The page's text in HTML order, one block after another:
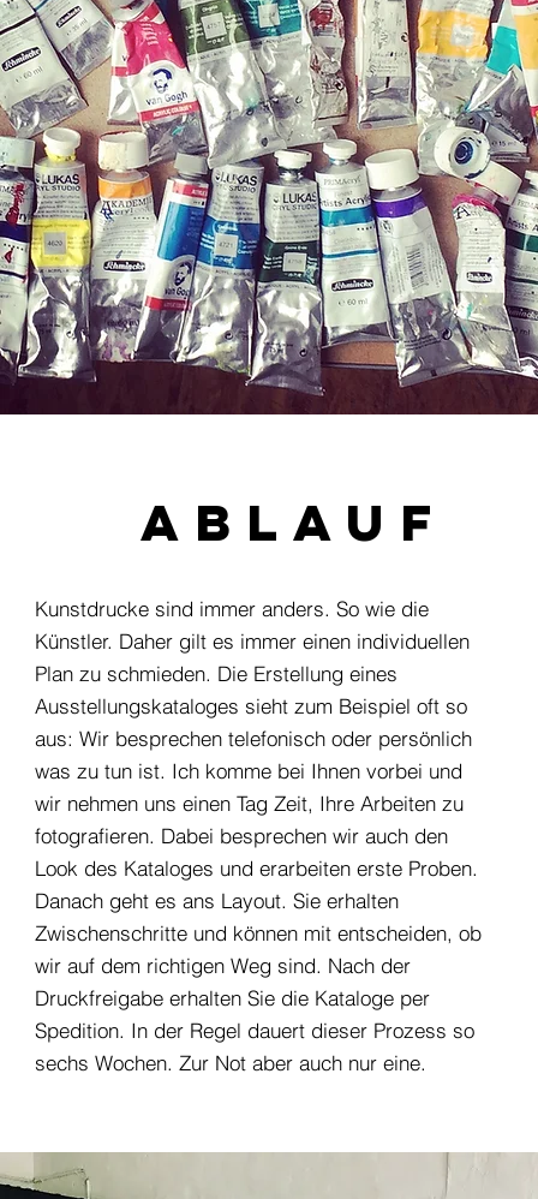
ABLAUF
Kunstdrucke sind immer anders. So wie die
Künstler. Daher gilt es immer einen individuellen
Plan zu schmieden. Die Erstellung eines
Ausstellungskataloges sieht zum Beispiel oft so
aus: Wir besprechen telefonisch oder persönlich
was zu tun ist. Ich komme bei Ihnen vorbei und
wir nehmen uns einen Tag Zeit, Ihre Arbeiten zu
fotografieren. Dabei besprechen wir auch den
Look des Kataloges und erarbeiten erste Proben.
Danach geht es ans Layout. Sie erhalten
Zwischenschritte und können mit entscheiden, ob
wir auf dem richtigen Weg sind. Nach der
Druckfreigabe erhalten Sie die Kataloge per
Spedition. In der Regel dauert dieser Prozess so
sechs Wochen. Zur Not aber auch nur eine.